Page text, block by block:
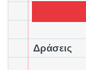
Δράσεις